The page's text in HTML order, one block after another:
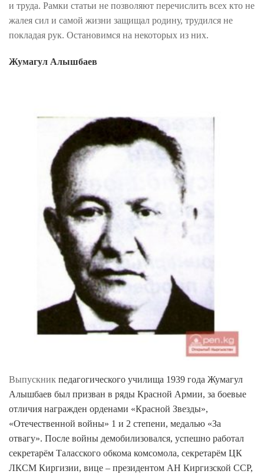
и труда. Рамки статьи не позволяют перечислить всех кто не
жалея сил и самой жизни защищал родину, трудился не
покладая рук. Остановимся на некоторых из них.
Жумагул Алышбаев
Выпускник педагогического училища 1939 года Жумагул
Алышбаев был призван в ряды Красной Армии, за боевые
отличия награжден орденами «Красной Звезды»,
«Отечественной войны» 1 и 2 степени, медалью «За
отвагу». После войны демобилизовался, успешно работал
секретарём Таласского обкома комсомола, секретарём ЦК
ЛКСМ Киргизии, вице – президентом АН Киргизской ССР,